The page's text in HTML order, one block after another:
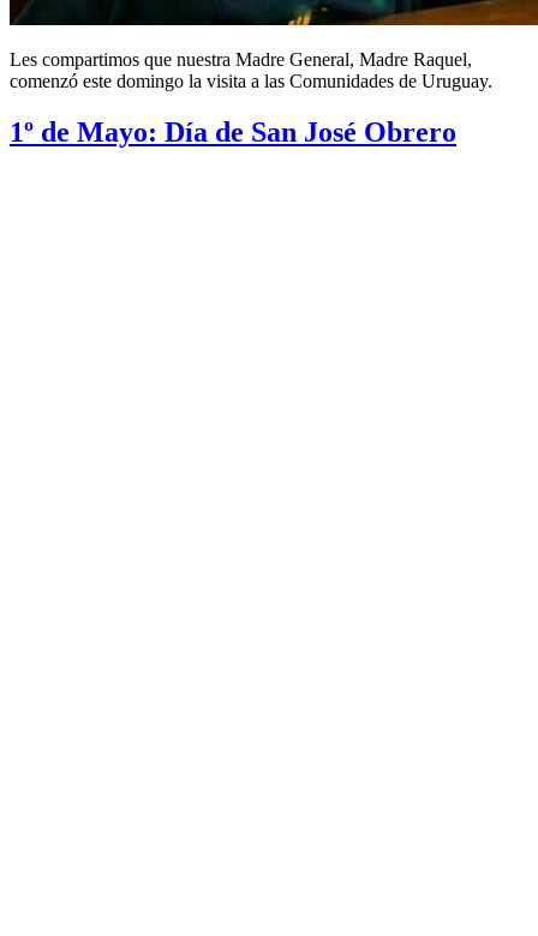
Les compartimos que nuestra Madre General, Madre Raquel,
comenzó este domingo la visita a las Comunidades de Uruguay.
1º de Mayo: Día de San José Obrero